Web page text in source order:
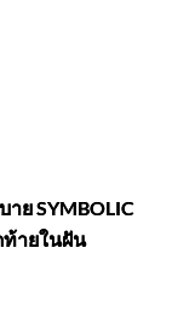
ย SYMBOLIC
ายในฝัน